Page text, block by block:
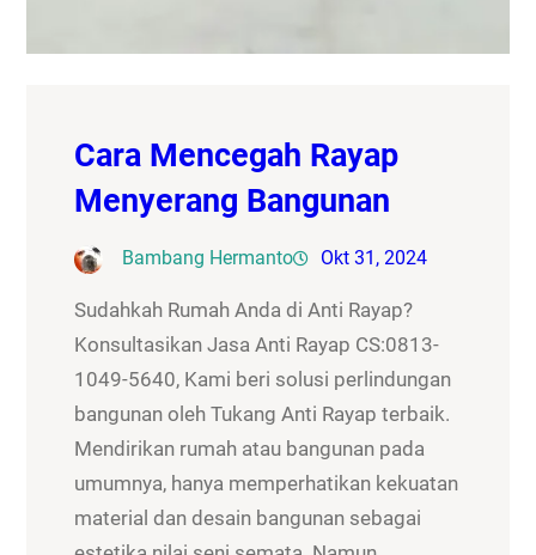
Cara Mencegah Rayap
Menyerang Bangunan
Bambang Hermanto Okt 31, 2024
Sudahkah Rumah Anda di Anti Rayap?
Konsultasikan Jasa Anti Rayap CS:0813-
1049-5640, Kami beri solusi perlindungan
bangunan oleh Tukang Anti Rayap terbaik.
Mendirikan rumah atau bangunan pada
umumnya, hanya memperhatikan kekuatan
material dan desain bangunan sebagai